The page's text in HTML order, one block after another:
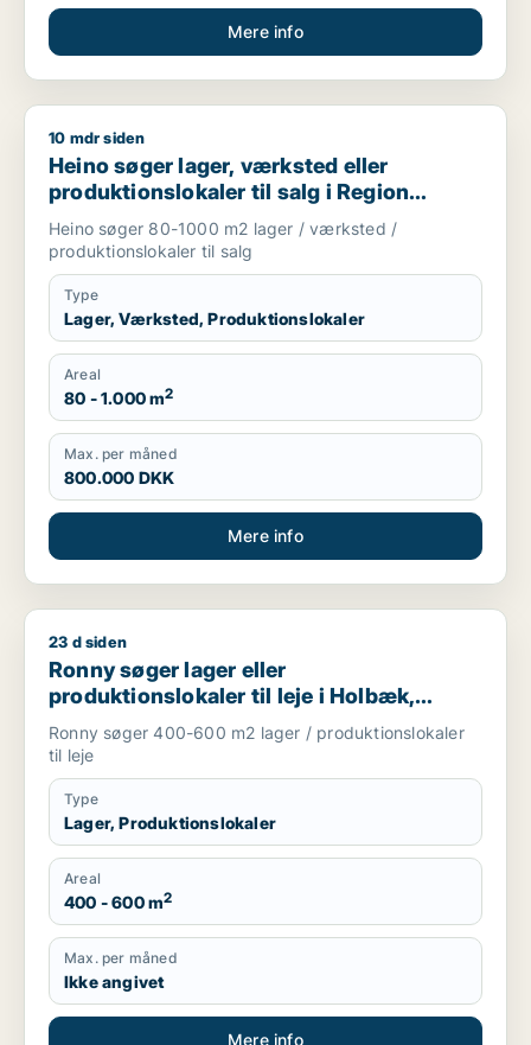
Mere info
Heino søger lager, værksted eller produktionslokaler til salg
10 mdr siden
Heino søger lager, værksted eller
produktionslokaler til salg i Region
Sjælland
Heino søger 80-1000 m2 lager / værksted /
produktionslokaler til salg
Type
Lager, Værksted, Produktionslokaler
Areal
80 - 1.000 m2
Max. per måned
800.000 DKK
Mere info
Ronny søger lager eller produktionslokaler til leje i Holbæk,
23 d siden
Ronny søger lager eller
produktionslokaler til leje i Holbæk,
Tølløse eller Ugerløse m.fl.
Ronny søger 400-600 m2 lager / produktionslokaler
til leje
Type
Lager, Produktionslokaler
Areal
400 - 600 m2
Max. per måned
Ikke angivet
Mere info